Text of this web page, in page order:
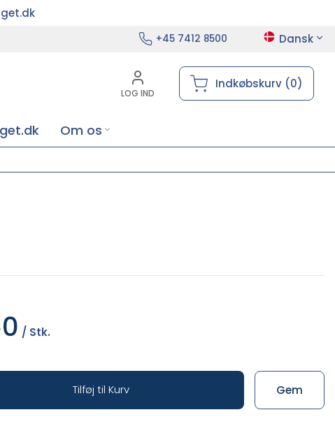
+45 7412 8500 Dansk
LOG IND
Indkøbskurv (0)
Om os
/ Stk.
Tilføj til Kurv Gem